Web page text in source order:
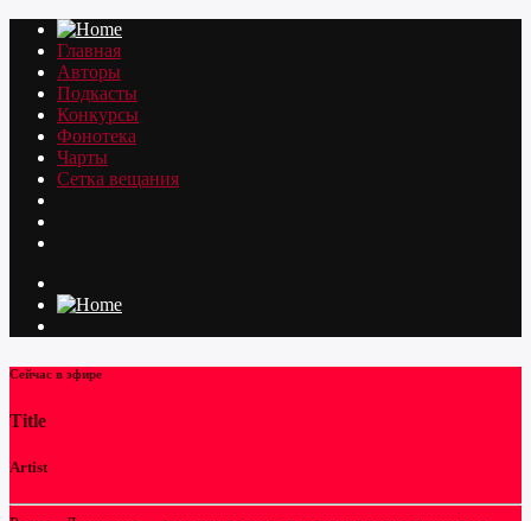
Главная
Авторы
Подкасты
Конкурсы
Фонотека
Чарты
Сетка вещания
Сейчас в эфире
Title
Artist